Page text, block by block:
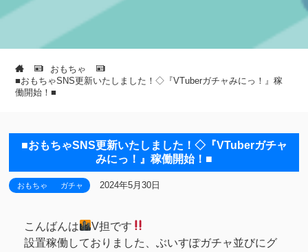
おもちゃ
■おもちゃSNS更新いたしました！◇『VTuberガチャみにっ！』稼
働開始！■
■おもちゃSNS更新いたしました！◇『VTuberガチャ
みにっ！』稼働開始！■
おもちゃ ガチャ 2024年5月30日
こんばんは
V担です
設置稼働しておりました、ぶいすぽガチャ並びにグ